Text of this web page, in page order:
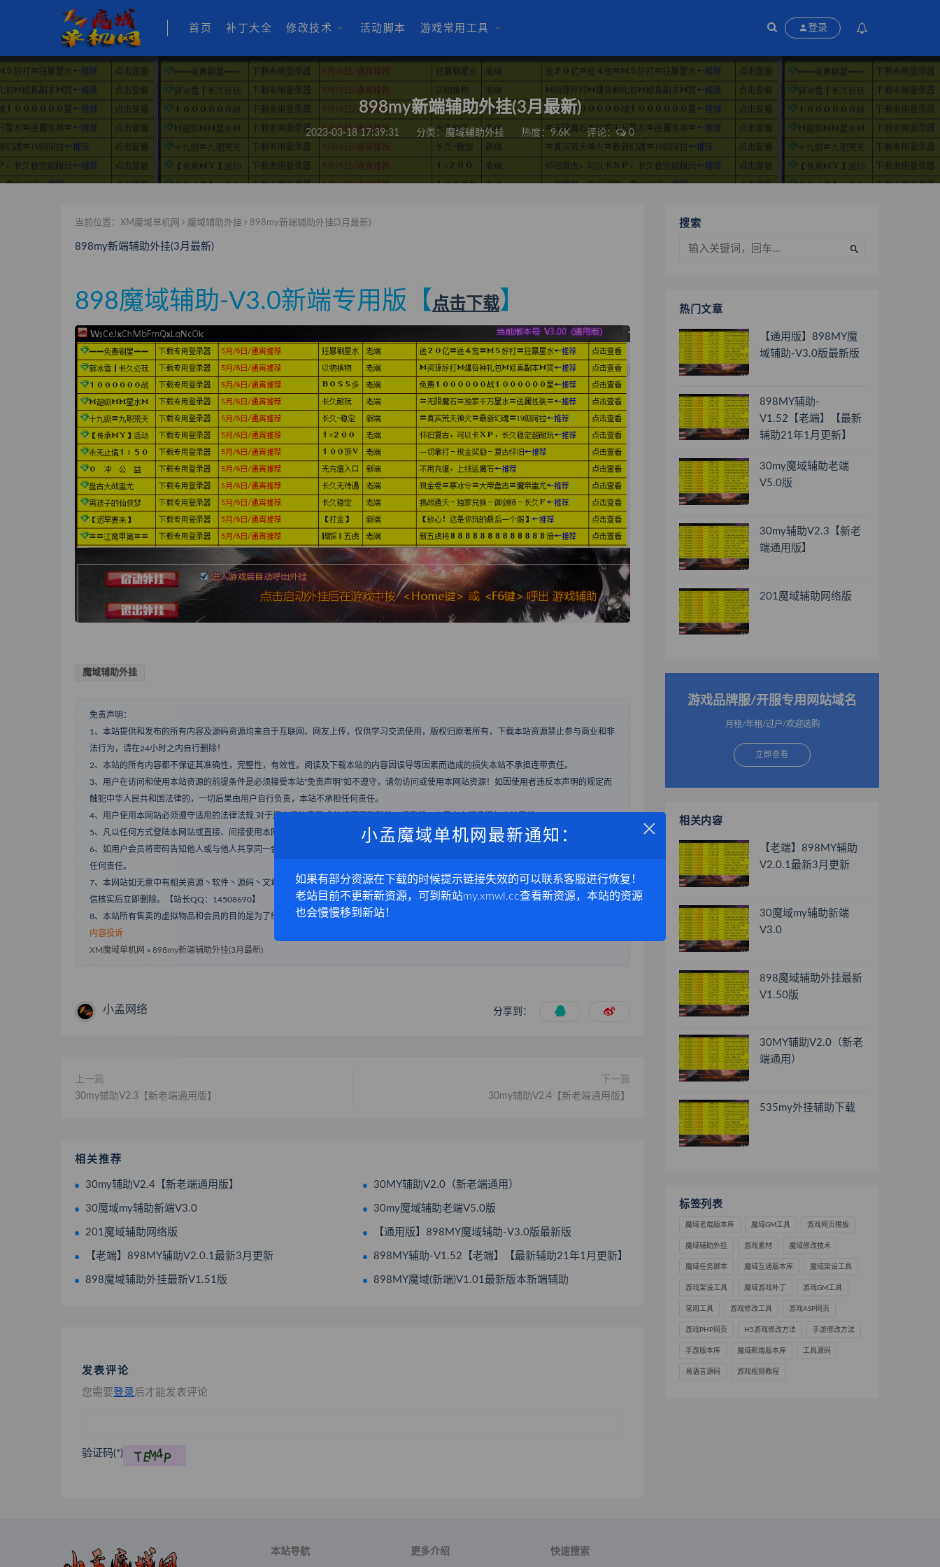
首页 补丁大全 修改技术 活动脚本 游戏常用工具 登录
898my新端辅助外挂(3月最新)
2023-03-18 17:39:31 分类： 魔域辅助外挂 热度：9.6K 评论： 0
当前位置： XM魔域单机网 魔域辅助外挂 898my新端辅助外挂(3月最新)
898my新端辅助外挂(3月最新)
898魔域辅助-V3.0新端专用版【 点击下载】
魔域辅助外挂
免责声明：
1、本站提供和发布的所有内容及源码资源均来自于互联网、网友上传，仅供学习交流使用，版权归原著所有，下载本站资源禁止参与商业和非
法行为，请在24小时之内自行删除！
2、本站的所有内容都不保证其准确性，完整性，有效性。阅读及下载本站的内容因误导等因素而造成的损失本站不承担连带责任。
3、用户在访问和使用本站资源的前提条件是必须接受本站“免责声明”如不遵守，请勿访问或使用本网站资源！如因使用者违反本声明的规定而
触犯中华人民共和国法律的，一切后果由用户自行负责，本站不承担任何责任。
4、用户使用本网站必须遵守适用的法律法规,对于用户违法使用,非法运营而引起的一切责任，由用户自行承担与本站无关。
5、凡以任何方式登陆本网站或直接、间接使用本网站资料者，视为自愿接受本网站声明的约束。
6、如用户会员将密码告知他人或与他人共享同一会员ID，由此导致的任何会员资料泄露、积分丢失以及所带来的任何其它损失，本网站均不负
任何责任。
7、本网站如无意中有相关资源丶软件丶源码丶文章内容侵犯了您的权益版权或侵犯了某个企业或个人的知识产权，请来信通知，本站在收到来
信核实后立即删除。【站长QQ：14508690】
8、本站所有售卖的虚拟物品和会员的目的是为了维持网站的日常运营和搬运分享的辛苦费用！用户可自愿赞助购买,量力而为。
内容投诉
XM魔域单机网 » 898my新端辅助外挂(3月最新)
小孟网络 分享到：
上一篇
30my辅助V2.3【新老端通用版】
下一篇
30my辅助V2.4【新老端通用版】
相关推荐
30my辅助V2.4【新老端通用版】 30MY辅助V2.0（新老端通用）
30魔域my辅助新端V3.0 30my魔域辅助老端V5.0版
201魔域辅助网络版 【通用版】898MY魔域辅助-V3.0版最新版
【老端】898MY辅助V2.0.1最新3月更新 898MY辅助-V1.52【老端】【最新辅助21年1月更新】
898魔域辅助外挂最新V1.51版 898MY魔域(新端)V1.01最新版本新端辅助
发表评论
您需要登录后才能发表评论
验证码(*)
搜索
热门文章
【通用版】898MY魔
域辅助-V3.0版最新版
898MY辅助-
V1.52【老端】【最新
辅助21年1月更新】
30my魔域辅助老端
V5.0版
30my辅助V2.3【新老
端通用版】
201魔域辅助网络版
游戏品牌服/开服专用网站域名
月租/年租/过户/欢迎选购
立即查看
相关内容
【老端】898MY辅助
V2.0.1最新3月更新
30魔域my辅助新端
V3.0
898魔域辅助外挂最新
V1.50版
30MY辅助V2.0（新老
端通用）
535my外挂辅助下载
标签列表
魔域老端版本库 魔域GM工具 游戏网页模板
魔域辅助外挂 游戏素材 魔域修改技术
魔域任务脚本 魔域互通版本库 魔域架设工具
游戏架设工具 魔域游戏补丁 游戏GM工具
常用工具 游戏修改工具 游戏ASP网页
游戏PHP网页 H5游戏修改方法 手游修改方法
手游版本库 魔域新端版本库 工具源码
易语言源码 游戏视频教程
本站导航 更多介绍 快速搜索
×
小孟魔域单机网最新通知：
如果有部分资源在下载的时候提示链接失效的可以联系客服进行恢复！
老站目前不更新新资源，可到新站my.xmwl.cc查看新资源，本站的资源
也会慢慢移到新站！